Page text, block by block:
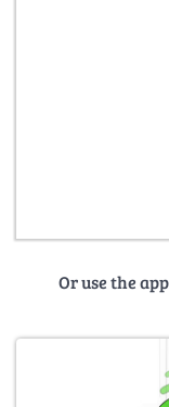
Or use the